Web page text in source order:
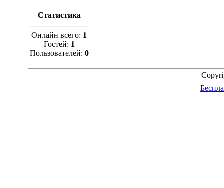
Статистика
Онлайн всего: 1
Гостей: 1
Пользователей: 0